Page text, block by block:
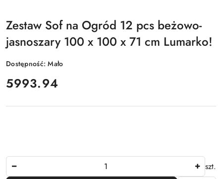
Zestaw Sof na Ogród 12 pcs beżowo-
jasnoszary 100 x 100 x 71 cm Lumarko!
Dostępność:Mało
cena:
5993.94
szt.